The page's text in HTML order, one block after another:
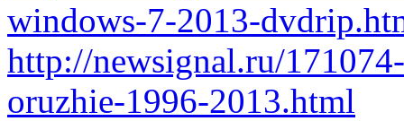
windows-7-2013-
http://newsignal.ru/
oruzhie-1996-2013.html